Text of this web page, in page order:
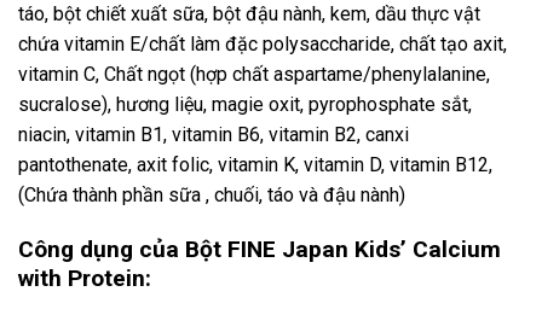
táo, bột chiết xuất sữa, bột đậu nành, kem, dầu thực vật
chứa vitamin E/chất làm đặc polysaccharide, chất tạo axit,
vitamin C, Chất ngọt (hợp chất aspartame/phenylalanine,
sucralose), hương liệu, magie oxit, pyrophosphate sắt,
niacin, vitamin B1, vitamin B6, vitamin B2, canxi
pantothenate, axit folic, vitamin K, vitamin D, vitamin B12,
(Chứa thành phần sữa , chuối, táo và đậu nành)
Công dụng của Bột FINE Japan Kids’ Calcium
with Protein: